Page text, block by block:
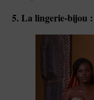
5. La lingerie-bijou :